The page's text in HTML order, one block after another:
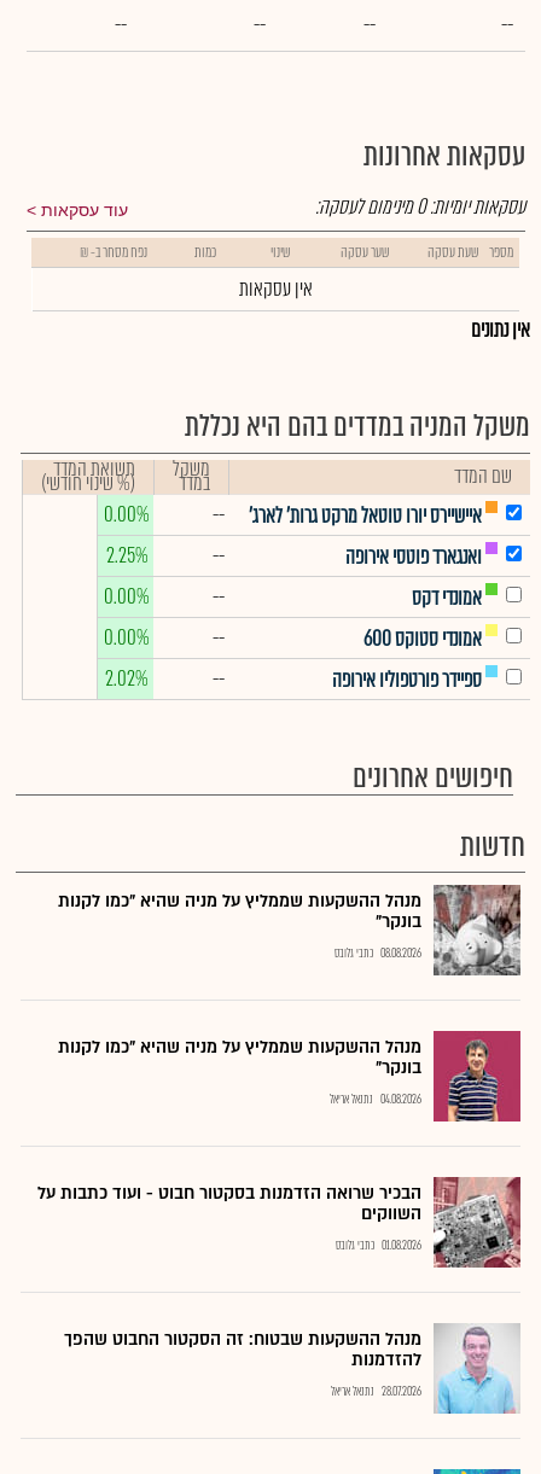
--
--
--
--
עסקאות אחרונות
עוד עסקאות עסקאות יומיות:0מינימום לעסקה:
מספר שעת עסקה שער עסקה שינוי כמות נפח מסחר ב- ₪
אין עסקאות
אין נתונים
משקל המניה במדדים בהם היא נכללת
שם המדד משקל
במדד תשואת המדד
(% שינוי חודשי)
איישיירס יורו טוטאל מרקט גרות' לארג'
--
0.00%
ואנגארד פוטסי אירופה
--
2.25%
אמונדי דקס
--
0.00%
אמונדי סטוקס 600
--
0.00%
ספיידר פורטפוליו אירופה
--
2.02%
חיפושים אחרונים
חדשות
מנהל ההשקעות שממליץ על מניה שהיא "כמו לקנות
בונקר"
08.08.2026 כתבי גלובס
מנהל ההשקעות שממליץ על מניה שהיא "כמו לקנות
בונקר"
04.08.2026 נתנאל אריאל
הבכיר שרואה הזדמנות בסקטור חבוט - ועוד כתבות על
השווקים
01.08.2026 כתבי גלובס
מנהל ההשקעות שבטוח: זה הסקטור החבוט שהפך
להזדמנות
28.07.2026 נתנאל אריאל